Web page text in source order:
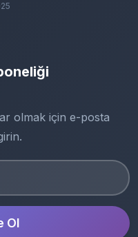
olmak için e-posta
Ol